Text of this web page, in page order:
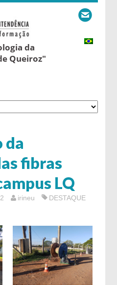
da
Queiroz"
da
fibras
LQ
irineu DESTAQUE